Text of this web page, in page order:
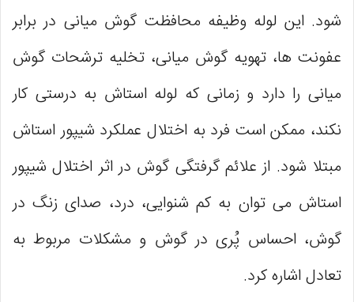
شود. این لوله وظیفه محافظت گوش میانی در برابر
عفونت‌ ها، تهویه گوش میانی، تخلیه ترشحات گوش
میانی را دارد و زمانی که لوله استاش به ‌درستی کار
نکند، ممکن است فرد به اختلال عملکرد شیپور استاش
مبتلا شود. از علائم گرفتگی گوش در اثر اختلال شیپور
استاش می توان به کم شنوایی، درد، صدای زنگ در
گوش، احساس پُری در گوش و مشکلات مربوط به
تعادل اشاره کرد.